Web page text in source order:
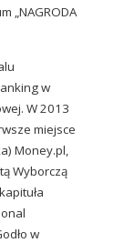
„NAGRODA
w
W 2013
miejsce
Money.pl,
Wyborczą
w